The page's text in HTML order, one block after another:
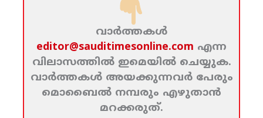
വാര്‍ത്തകള്‍
editor@sauditimesonline.com എന്ന
വിലാസത്തില്‍ ഇമെയില്‍ ചെയ്യുക.
വാര്‍ത്തകള്‍ അയക്കുന്നവര്‍ പേരും
മൊബൈല്‍ നമ്പരും എഴുതാന്‍
മറക്കരുത്‌.